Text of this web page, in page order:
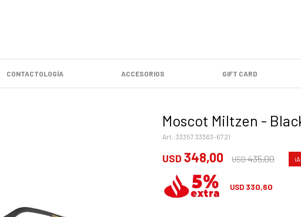
CONTACTOLOGÍA ACCESORIOS GIFT CARD
Moscot Miltzen -
33357.33363-6721
USD 348,00 USD435,00
USD 330,60